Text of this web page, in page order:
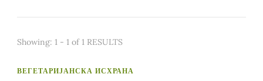
Showing: 1 - 1 of 1 RESULTS
ВЕГЕТАРИЈАНСКА ИСХРАНА